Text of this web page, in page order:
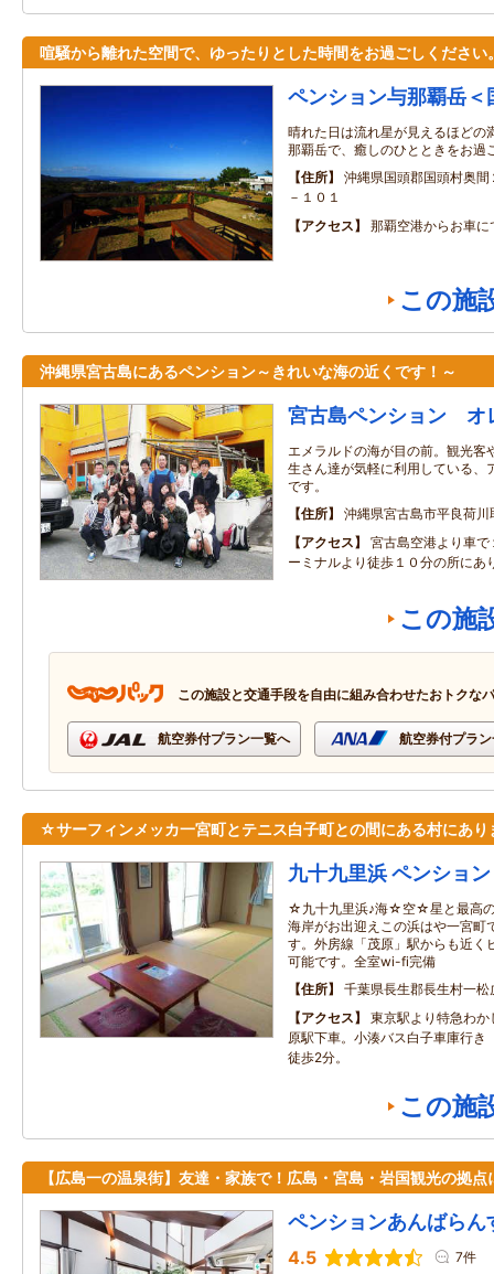
喧騒から離れた空間で、ゆったりとした時間をお過ごしください
ペンション与那覇岳＜
晴れた日は流れ星が見えるほど
那覇岳で、癒しのひとときをお過
住所
沖縄県国頭郡国頭村奥
－１０１
アクセス
那覇空港からお車に
この施
沖縄県宮古島にあるペンション～きれいな海の近くです！～
宮古島ペンション オ
エメラルドの海が目の前。観光客
生さん達が気軽に利用している、
です。
住所
沖縄県宮古島市平良荷
アクセス
宮古島空港より車
ーミナルより徒歩１０分の所にあ
この施
この施設と交通手段を自由に組み合わせたおトクな
航空券付プラン一覧へ 航空券付プラ
☆サーフィンメッカ一宮町とテニス白子町との間にある村にあり
九十九里浜 ペンショ
☆九十九里浜♪海☆空☆星と最高の
海岸がお出迎えこの浜はや一宮町
す。外房線「茂原」駅からも近く
可能です。全室wi-fi完備
住所
千葉県長生郡長生村一
アクセス
東京駅より特急わ
原駅下車。小湊バス白子車庫行き
徒歩2分。
この施
【広島一の温泉街】友達・家族で！広島・宮島・岩国観光の拠点
ペンションあんばらん
4.5 7件